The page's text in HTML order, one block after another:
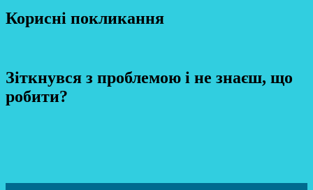
Корисні покликання
Зіткнувся з проблемою і не знаєш, що
робити?